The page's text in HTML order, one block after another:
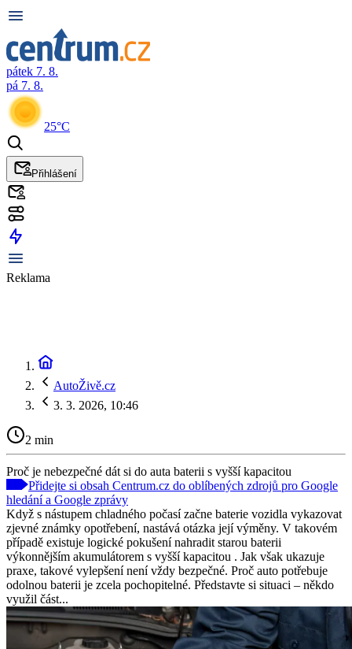
pátek 7. 8.
pá 7. 8.
25°C
Přihlášení
Reklama
AutoŽivě.cz
3. 3. 2026, 10:46
2 min
Proč je nebezpečné dát si do auta baterii s vyšší kapacitou
Přidejte si obsah Centrum.cz do oblíbených zdrojů pro Google
hledání a Google zprávy
Když s nástupem chladného počasí začne baterie vozidla vykazovat
zjevné známky opotřebení, nastává otázka její výměny. V takovém
případě existuje logické pokušení nahradit starou baterii
výkonnějším akumulátorem s vyšší kapacitou . Jak však ukazuje
praxe, takové vylepšení není vždy bezpečné. Proč auto potřebuje
odolnou baterii je zcela pochopitelné. Představte si situaci – někdo
využil část...